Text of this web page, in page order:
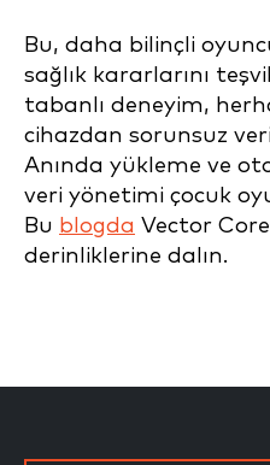
Bu, daha bilinçli
sağlık kararlarını
tabanlı deneyim,
cihazdan sorunsuz
Anında yükleme ve
veri yönetimi çocuk
Bu blogda Vector
derinliklerine dalın.